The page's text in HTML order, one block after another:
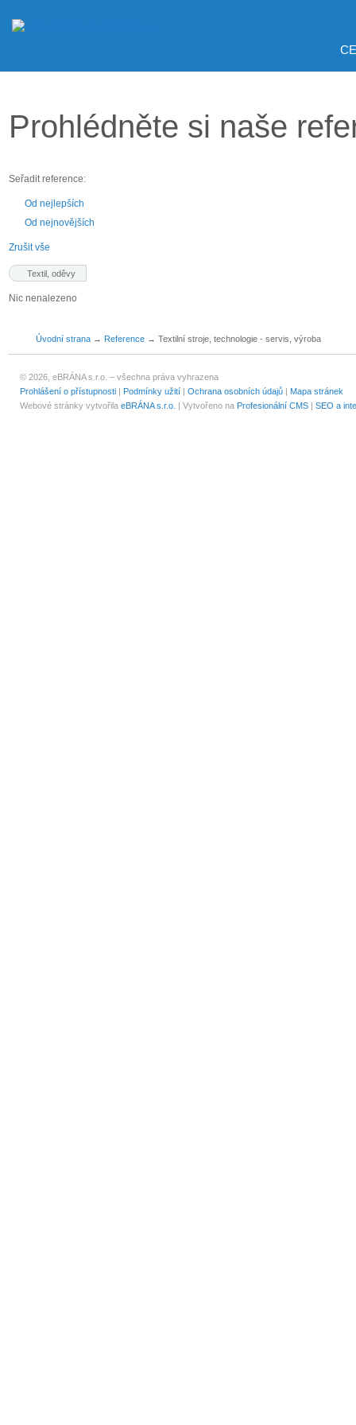
Prohlédněte si naše
Seřadit reference:
Od nejlepších
Od nejnovějších
Zrušit vše
Textil, oděvy
Nic nenalezeno
Úvodní strana → Reference → Textilní stroje, technologie - servis, výroba
© 2026, eBRÁNA s.r.o. – všechna práva vyhrazena
Prohlášení o přístupnosti | Podmínky užití | Ochrana osobních údajů | Mapa stránek
Webové stránky vytvořila eBRÁNA s.r.o. | Vytvořeno na Profesionální CMS | SEO a